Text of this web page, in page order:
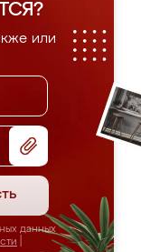
или
данных